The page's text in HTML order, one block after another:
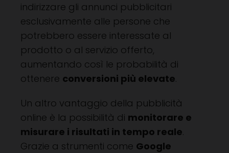
indirizzare gli annunci pubblicitari
esclusivamente alle persone che
potrebbero essere interessate al
prodotto o al servizio offerto,
aumentando così le probabilità di
ottenere conversioni più elevate.
Un altro vantaggio della pubblicità
online è la possibilità di monitorare e
misurare i risultati in tempo reale.
Grazie a strumenti come Google